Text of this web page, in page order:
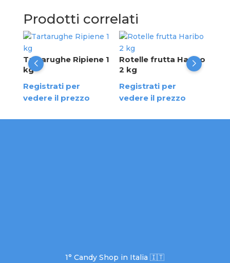
Prodotti correlati
Tartarughe Ripiene 1
kg
Registrati per
vedere il prezzo
Rotelle frutta Haribo
2 kg
Registrati per
vedere il prezzo
1° Candy Shop in Italia 🇮🇹